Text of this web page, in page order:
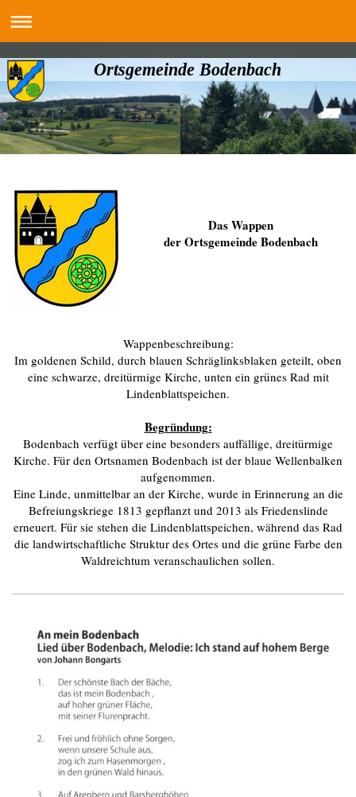
Ortsgemeinde Bodenbach
Das Wappen
der Ortsgemeinde Bodenbach
Wappenbeschreibung:
Im goldenen Schild, durch blauen Schräglinksblaken geteilt, oben
eine schwarze, dreitürmige Kirche, unten ein grünes Rad mit
Lindenblattspeichen.
Begründung:
Bodenbach verfügt über eine besonders auffällige, dreitürmige
Kirche. Für den Ortsnamen Bodenbach ist der blaue Wellenbalken
aufgenommen.
Eine Linde, unmittelbar an der Kirche, wurde in Erinnerung an die
Befreiungskriege 1813 gepflanzt und 2013 als Friedenslinde
erneuert. Für sie stehen die Lindenblattspeichen, während das Rad
die landwirtschaftliche Struktur des Ortes und die grüne Farbe den
Waldreichtum veranschaulichen sollen.